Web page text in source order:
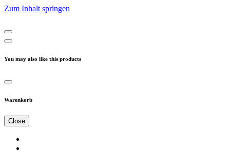
Zum Inhalt springen
You may also like this products
Warenkorb
Close